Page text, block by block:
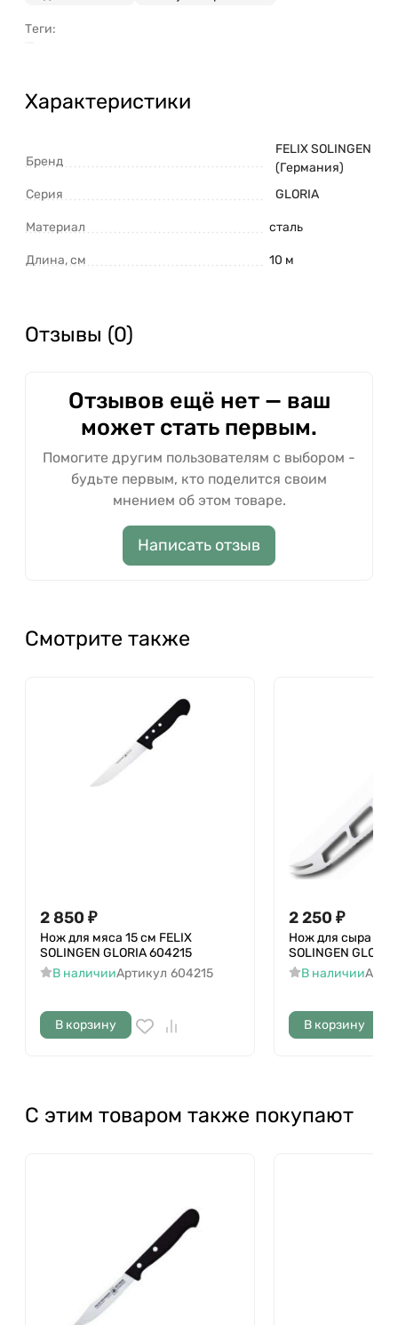
Теги:
Характеристики
Бренд
FELIX SOLINGEN
(Германия)
Серия
GLORIA
Материал сталь
Длина, см 10 м
Отзывы (0)
Отзывов ещё нет — ваш
может стать первым.
Помогите другим пользователям с выбором -
будьте первым, кто поделится своим
мнением об этом товаре.
Написать отзыв
Смотрите также
2 850 ₽
Нож для мяса 15 cм FELIX
SOLINGEN GLORIA 604215
В наличииАртикул 604215
В корзину
2 250 ₽
Нож для сыра 15
SOLINGEN
В наличии
В корзину
С этим товаром также покупают